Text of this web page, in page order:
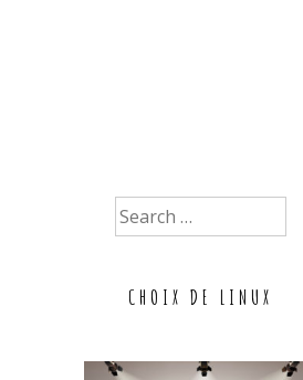
Search
for:
CHOIX DE LINUX